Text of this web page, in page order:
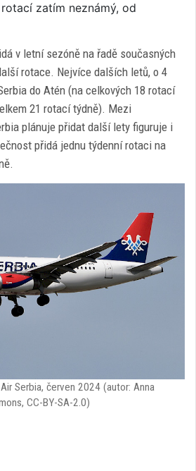
zatím neznámý, od
v letní sezóně na řadě současných
rotace. Nejvíce dalších letů, o 4
do Atén (na celkových 18 rotací
21 rotací týdně). Mezi
plánuje přidat další lety figuruje i
přidá jednu týdenní rotaci na
Serbia, červen 2024 (autor: Anna
CC-BY-SA-2.0)